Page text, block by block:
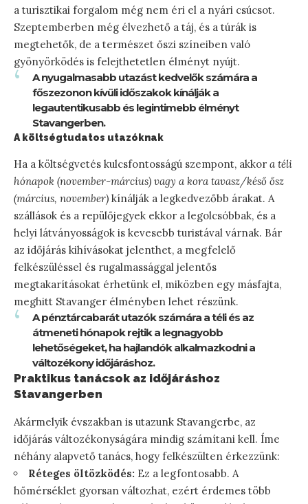
a turisztikai forgalom még nem éri el a nyári csúcsot.
Szeptemberben még élvezhető a táj, és a túrák is
megtehetők, de a természet őszi színeiben való
gyönyörködés is felejthetetlen élményt nyújt.
A nyugalmasabb utazást kedvelők számára a
főszezonon kívüli időszakok kínálják a
legautentikusabb és legintimebb élményt
Stavangerben.
A költségtudatos utazóknak
Ha a költségvetés kulcsfontosságú szempont, akkor a téli
hónapok (november-március) vagy a kora tavasz/késő ősz
(március, november) kínálják a legkedvezőbb árakat. A
szállások és a repülőjegyek ekkor a legolcsóbbak, és a
helyi látványosságok is kevesebb turistával várnak. Bár
az időjárás kihívásokat jelenthet, a megfelelő
felkészüléssel és rugalmassággal jelentős
megtakarításokat érhetünk el, miközben egy másfajta,
meghitt Stavanger élményben lehet részünk.
A pénztárcabarát utazók számára a téli és az
átmeneti hónapok rejtik a legnagyobb
lehetőségeket, ha hajlandók alkalmazkodni a
változékony időjáráshoz.
Praktikus tanácsok az időjáráshoz
Stavangerben
Akármelyik évszakban is utazunk Stavangerbe, az
időjárás változékonyságára mindig számítani kell. Íme
néhány alapvető tanács, hogy felkészülten érkezzünk:
Réteges öltözködés: Ez a legfontosabb. A
hőmérséklet gyorsan változhat, ezért érdemes több